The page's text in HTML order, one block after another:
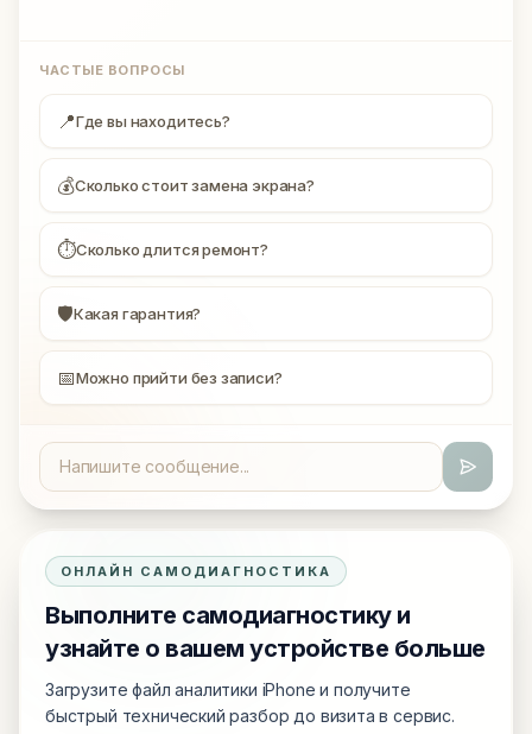
ЧАСТЫЕ ВОПРОСЫ
📍Где вы находитесь?
💰Сколько стоит замена экрана?
⏱Сколько длится ремонт?
🛡Какая гарантия?
📅Можно прийти без записи?
ОНЛАЙН САМОДИАГНОСТИКА
Выполните самодиагностику и
узнайте о вашем устройстве больше
Загрузите файл аналитики iPhone и получите
быстрый технический разбор до визита в сервис.